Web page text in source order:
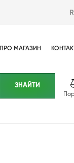
ПРО МАГАЗИН